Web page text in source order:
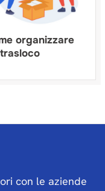
organizzare
con le aziende